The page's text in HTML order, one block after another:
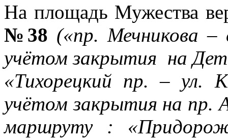
На площадь Мужества
№38 («пр. Мечникова
учётом закрытия на
«Тихорецкий пр. – ул.
учётом закрытия на пр.
маршруту :